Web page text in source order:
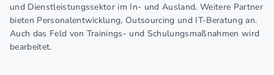
und Dienstleistungssektor im In- und Ausland. Weitere Partner
bieten Personalentwicklung, Outsourcing und IT-Beratung an.
Auch das Feld von Trainings- und Schulungsmaßnahmen wird
bearbeitet.